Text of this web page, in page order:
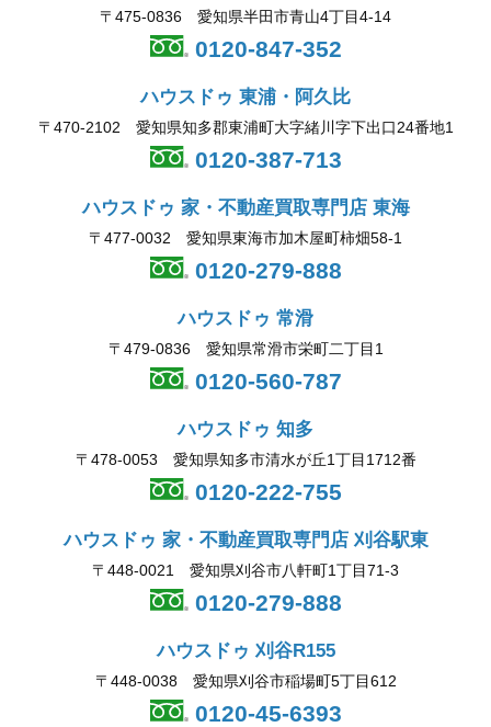
〒475-0836 愛知県半田市青山4丁目4-14
0120-847-352
ハウスドゥ 東浦・阿久比
〒470-2102 愛知県知多郡東浦町大字緒川字下出口24番地1
0120-387-713
ハウスドゥ 家・不動産買取専門店 東海
〒477-0032 愛知県東海市加木屋町柿畑58-1
0120-279-888
ハウスドゥ 常滑
〒479-0836 愛知県常滑市栄町二丁目1
0120-560-787
ハウスドゥ 知多
〒478-0053 愛知県知多市清水が丘1丁目1712番
0120-222-755
ハウスドゥ 家・不動産買取専門店 刈谷駅東
〒448-0021 愛知県刈谷市八軒町1丁目71-3
0120-279-888
ハウスドゥ 刈谷R155
〒448-0038 愛知県刈谷市稲場町5丁目612
0120-45-6393